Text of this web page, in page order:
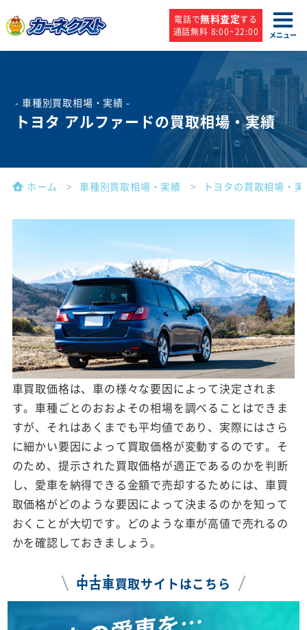
電話で無料査定する
通話無料 8:00~22:00
メニュー
- 車種別買取相場・実績 -
トヨタ アルファードの買取相場・実績
ホーム 車種別買取相場・実績 トヨタの買取相場・
車買取価格は、車の様々な要因によって決定されま
す。車種ごとのおおよその相場を調べることはできま
すが、それはあくまでも平均値であり、実際にはさら
に細かい要因によって買取価格が変動するのです。そ
のため、提示された買取価格が適正であるのかを判断
し、愛車を納得できる金額で売却するためには、車買
取価格がどのような要因によって決まるのかを知って
おくことが大切です。どのような車が高値で売れるの
かを確認しておきましょう。
中古車買取サイトはこちら